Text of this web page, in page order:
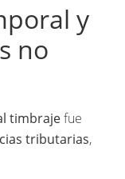
y
no
timbrajefue
tributarias,